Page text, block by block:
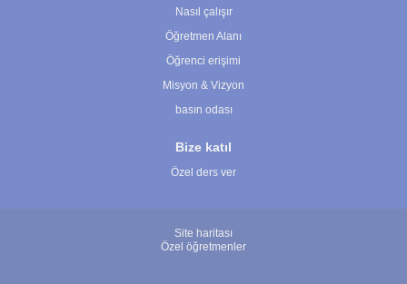
Nasıl çalışır
Öğretmen Alanı
Öğrenci erişimi
Misyon & Vizyon
basın odası
Bize katıl
Özel ders ver
Site haritası
Özel öğretmenler